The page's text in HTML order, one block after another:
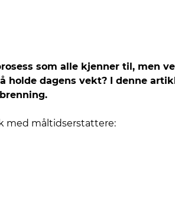
som alle kjenner til, men
holde dagens vekt? I denne
med måltidserstattere: